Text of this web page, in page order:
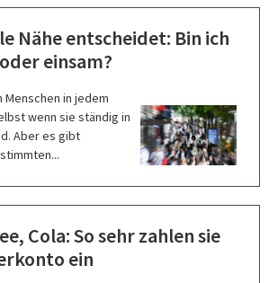
Nähe entscheidet: Bin ich
einsam?
Menschen in jedem
wenn sie ständig in
Aber es gibt
Cola: So sehr zahlen sie
ein